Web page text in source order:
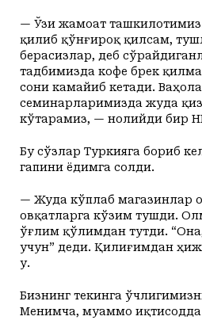
— Ўзи жамоат
қилиб қўнғироқ қилсам,
берасизлар, деб
тадбимизда кофе брек
сони камайиб кетади.
семинарларимизда жуда
кўтарамиз, — нолийди бир
Бу сўзлар Туркияга бориб
гапини ёдимга солди.
— Жуда кўплаб магазинлар
овқатларга кўзим тушди.
ўғлим қўлимдан тутди.
учун” деди. Қилиғимдан
у.
Бизнинг текинга
Менимча, муаммо иқтисодда